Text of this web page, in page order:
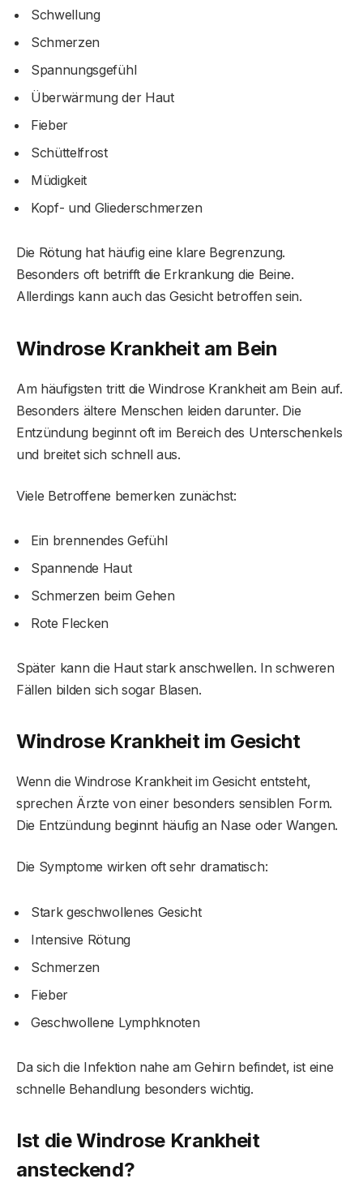
Schwellung
Schmerzen
Spannungsgefühl
Überwärmung der Haut
Fieber
Schüttelfrost
Müdigkeit
Kopf- und Gliederschmerzen
Die Rötung hat häufig eine klare Begrenzung.
Besonders oft betrifft die Erkrankung die Beine.
Allerdings kann auch das Gesicht betroffen sein.
Windrose Krankheit am Bein
Am häufigsten tritt die Windrose Krankheit am Bein auf.
Besonders ältere Menschen leiden darunter. Die
Entzündung beginnt oft im Bereich des Unterschenkels
und breitet sich schnell aus.
Viele Betroffene bemerken zunächst:
Ein brennendes Gefühl
Spannende Haut
Schmerzen beim Gehen
Rote Flecken
Später kann die Haut stark anschwellen. In schweren
Fällen bilden sich sogar Blasen.
Windrose Krankheit im Gesicht
Wenn die Windrose Krankheit im Gesicht entsteht,
sprechen Ärzte von einer besonders sensiblen Form.
Die Entzündung beginnt häufig an Nase oder Wangen.
Die Symptome wirken oft sehr dramatisch:
Stark geschwollenes Gesicht
Intensive Rötung
Schmerzen
Fieber
Geschwollene Lymphknoten
Da sich die Infektion nahe am Gehirn befindet, ist eine
schnelle Behandlung besonders wichtig.
Ist die Windrose Krankheit
ansteckend?